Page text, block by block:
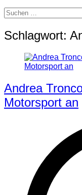
Schlagwort:
Andrea
Motorsport an